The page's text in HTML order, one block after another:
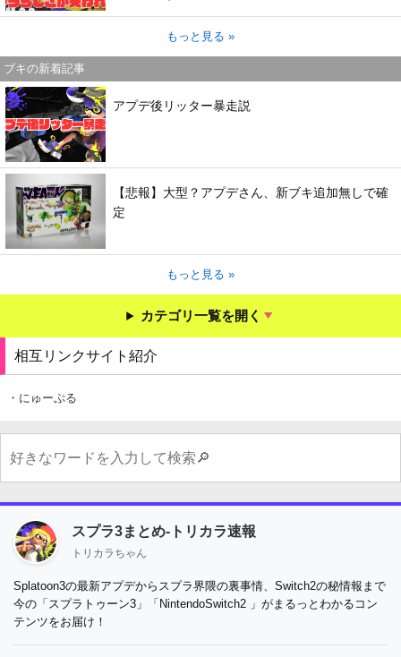
もっと見る »
ブキの新着記事
アプデ後リッター暴走説
【悲報】大型？アプデさん、新ブキ追加無しで確
定
もっと見る »
カテゴリ一覧を開く
相互リンクサイト紹介
・にゅーぷる
スプラ3まとめ-トリカラ速報
トリカラちゃん
Splatoon3の最新アプデからスプラ界隈の裏事情、Switch2の秘情報まで
今の「スプラトゥーン3」「NintendoSwitch2 」がまるっとわかるコン
テンツをお届け！